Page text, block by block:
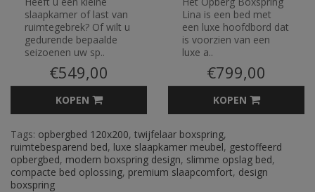
slaapkamer of last van
ruimtegebrek? Of wilt u
gedurende bepaalde
seizoenen uw sp..
€549,00
KOPEN
Lina is een bed met
een luxe hoofdbord dat
is voorzien van een
luxe a..
€799,00
KOPEN
Tags: opbergbed 120x200, twijfelaar boxspring,
ruimtebesparend bed, luxe slaapkamer meubel, gestoffeerd
opbergbed, modern boxspring design, slimme opslag bed,
compacte bed oplossing, premium slaapcomfort, design
boxspring